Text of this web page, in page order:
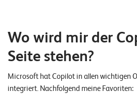
E
Wo wird mir der
Seite stehen?
Microsoft hat Copilot in allen wichtigen
integriert. Nachfolgend meine Favoriten: